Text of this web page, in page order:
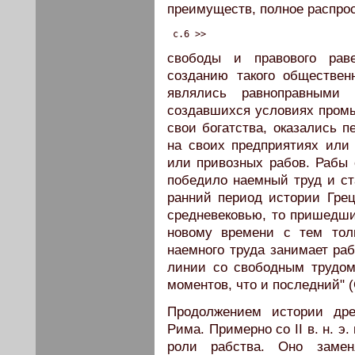
преимуществ, полное
c.6 >>
свободы и правового
созданию такого
являлись
создавшихся условиях
свои богатства, оказались
на своих предприятиях
или привозных рабов. Рабы
победило наемный труд и
ранний период истории
средневековью, то
новому времени с тем
наемного труда занимает
линии со свободным
моментов, что и последний"
Продолжением истории
Рима. Примерно со II в. н. э.
роли рабства. Оно